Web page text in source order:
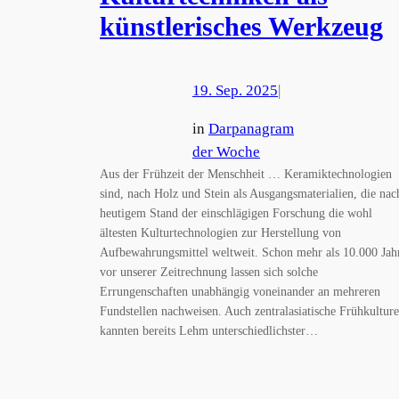
künstlerisches Werkzeug
19. Sep. 2025
in Darpanagram
der Woche
Aus der Frühzeit der Menschheit … Keramiktechnologien
sind, nach Holz und Stein als Ausgangsmaterialien, die
heutigem Stand der einschlägigen Forschung die wohl
ältesten Kulturtechnologien zur Herstellung von
Aufbewahrungsmittel weltweit. Schon mehr als 10.000
vor unserer Zeitrechnung lassen sich solche
Errungenschaften unabhängig voneinander an mehreren
Fundstellen nachweisen. Auch zentralasiatische
kannten bereits Lehm unterschiedlichster…